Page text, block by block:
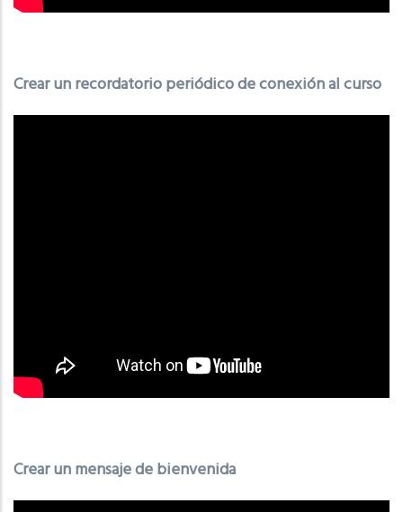
Crear un recordatorio periódico de conexión al curso
Crear un mensaje de bienvenida